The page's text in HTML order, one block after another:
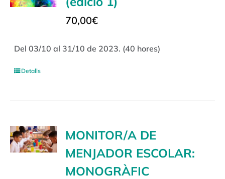
70,00€
Del 03/10 al 31/10 de 2023. (40 hores)
Detalls
MONITOR/A DE
MENJADOR ESCOLAR:
MONOGRÀFIC